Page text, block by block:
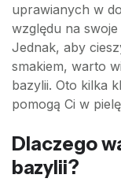
uprawianych w
względu na
Jednak, aby
smakiem, warto
bazylii. Oto kilka
pomogą Ci w
Dlaczego
bazylii?